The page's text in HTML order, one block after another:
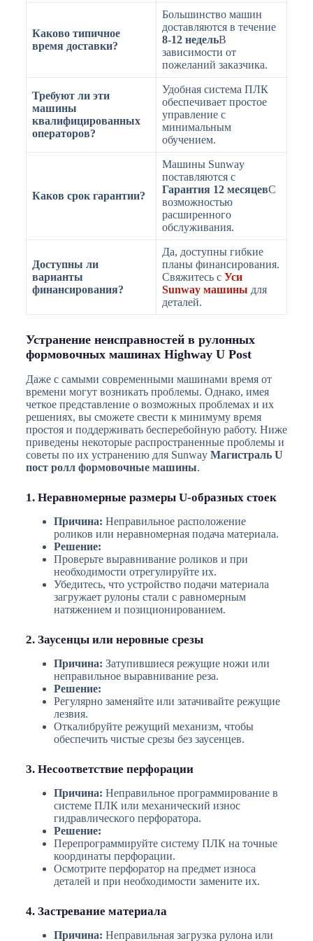
Каково типичное
время доставки?
Большинство машин
доставляются в течение
8-12 недельВ
зависимости от
пожеланий заказчика.
Требуют ли эти
машины
квалифицированных
операторов?
Удобная система ПЛК
обеспечивает простое
управление с
минимальным
обучением.
Каков срок гарантии?
Машины Sunway
поставляются с
Гарантия 12 месяцевС
возможностью
расширенного
обслуживания.
Доступны ли
варианты
финансирования?
Да, доступны гибкие
планы финансирования.
Свяжитесь с Уси
Sunway машины для
деталей.
Устранение неисправностей в рулонных
формовочных машинах Highway U Post
Даже с самыми современными машинами время от
времени могут возникать проблемы. Однако, имея
четкое представление о возможных проблемах и их
решениях, вы сможете свести к минимуму время
простоя и поддерживать бесперебойную работу. Ниже
приведены некоторые распространенные проблемы и
советы по их устранению для Sunway Магистраль U
пост ролл формовочные машины.
1. Неравномерные размеры U-образных стоек
Причина: Неправильное расположение
роликов или неравномерная подача материала.
Решение:
Проверьте выравнивание роликов и при
необходимости отрегулируйте их.
Убедитесь, что устройство подачи материала
загружает рулоны стали с равномерным
натяжением и позиционированием.
2. Заусенцы или неровные срезы
Причина: Затупившиеся режущие ножи или
неправильное выравнивание реза.
Решение:
Регулярно заменяйте или затачивайте режущие
лезвия.
Откалибруйте режущий механизм, чтобы
обеспечить чистые срезы без заусенцев.
3. Несоответствие перфорации
Причина: Неправильное программирование в
системе ПЛК или механический износ
гидравлического перфоратора.
Решение:
Перепрограммируйте систему ПЛК на точные
координаты перфорации.
Осмотрите перфоратор на предмет износа
деталей и при необходимости замените их.
4. Застревание материала
Причина: Неправильная загрузка рулона или